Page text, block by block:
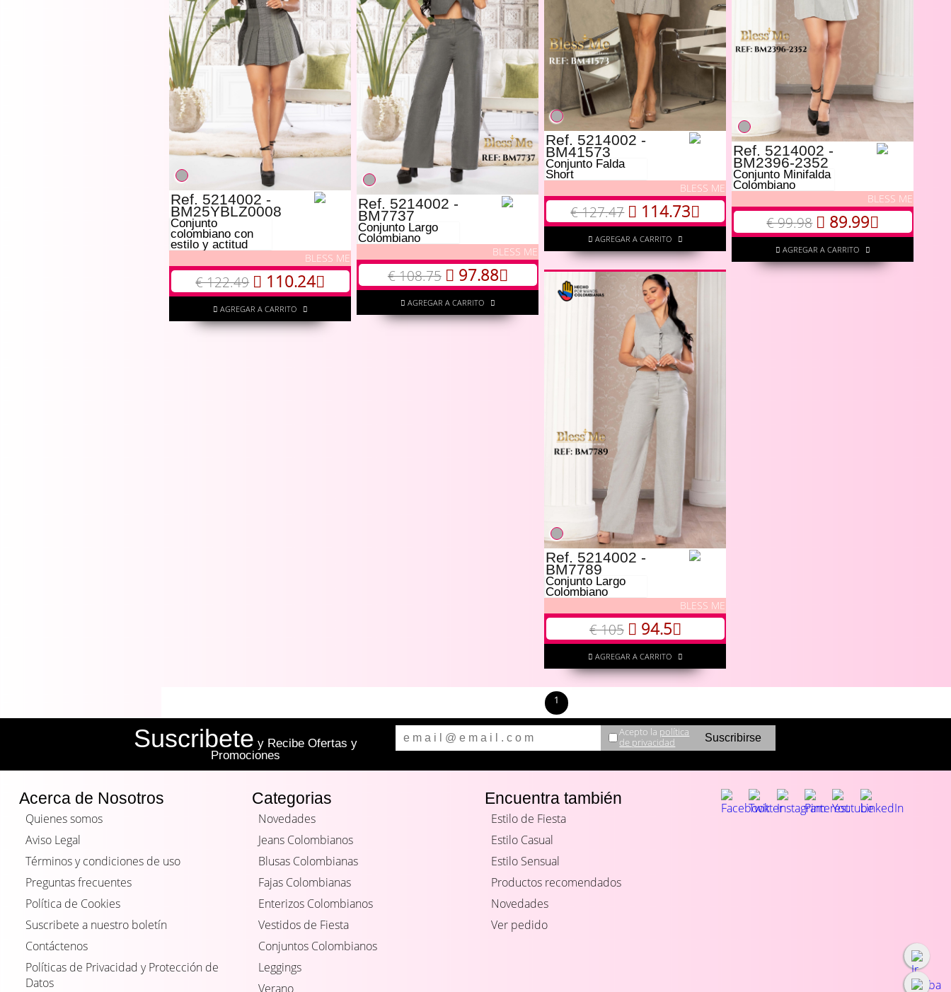
Ref. 5214002 -
BM41573
Conjunto Falda
Short
BLESS ME
€ 127.47 114.73
AGREGAR A CARRITO
Ref. 5214002 -
BM2396-2352
Conjunto Minifalda
Colombiano
BLESS ME
€ 99.98 89.99
AGREGAR A CARRITO
Ref. 5214002 -
BM25YBLZ0008
Conjunto
colombiano con
estilo y actitud
BLESS ME
€ 122.49 110.24
AGREGAR A CARRITO
Ref. 5214002 -
BM7737
Conjunto Largo
Colombiano
BLESS ME
€ 108.75 97.88
AGREGAR A CARRITO
Ref. 5214002 -
BM7789
Conjunto Largo
Colombiano
BLESS ME
€ 105 94.5
AGREGAR A CARRITO
1
Suscribete y Recibe Ofertas y
Promociones
Acepto la política
de privacidad
Acerca de Nosotros
Quienes somos
Aviso Legal
Términos y condiciones de uso
Preguntas frecuentes
Política de Cookies
Suscribete a nuestro boletín
Contáctenos
Políticas de Privacidad y Protección de
Datos
Categorias
Novedades
Jeans Colombianos
Blusas Colombianas
Fajas Colombianas
Enterizos Colombianos
Vestidos de Fiesta
Conjuntos Colombianos
Leggings
Verano
Encuentra también
Estilo de Fiesta
Estilo Casual
Estilo Sensual
Productos recomendados
Novedades
Ver pedido